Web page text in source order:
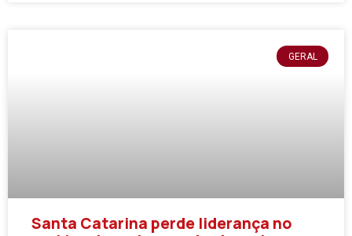
GERAL
Santa Catarina perde liderança no